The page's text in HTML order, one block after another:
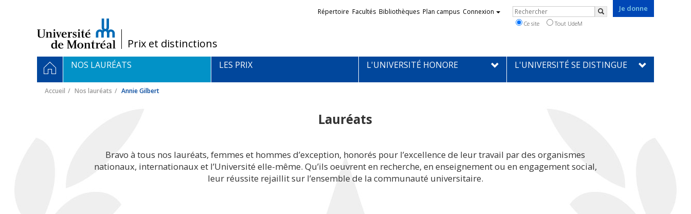
/Prix et distinctions
Je donne
Liens
externes
Répertoire Facultés Bibliothèques Plan campus Connexion Rechercher
Rechercher
Ce site Tout UdeM
Navigation
principale
ACCUEIL
NOS LAURÉATS LES PRIX L'UNIVERSITÉ HONORE L'UNIVERSITÉ SE DISTINGUE
Accueil Nos lauréats Annie Gilbert
Lauréats
Bravo à tous nos lauréats, femmes et hommes d’exception, honorés pour l’excellence de leur travail par des organismes
nationaux, internationaux et l’Université elle-même. Qu’ils oeuvrent en recherche, en enseignement ou en engagement social,
leur réussite rejaillit sur l’ensemble de la communauté universitaire.